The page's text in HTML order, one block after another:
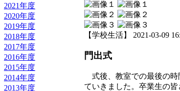
2021年度
2020年度
2019年度
2018年度
2017年度
2016年度
2015年度
2014年度
2013年度
【学校生活】 2021-03-09
門出式
式後、教室での最後の時
ていきました。卒業生の